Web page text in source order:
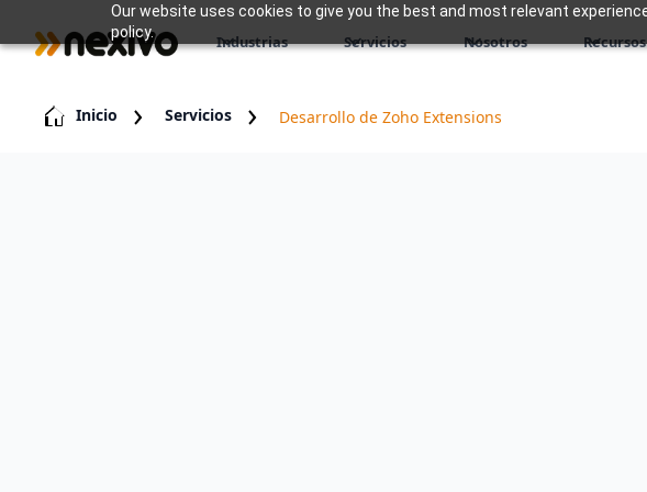
Our website uses cookies to give you the best and most relevant
policy.
Industrias Servicios Nosotros Recursos
Inicio Servicios Desarrollo de Zoho Extensions